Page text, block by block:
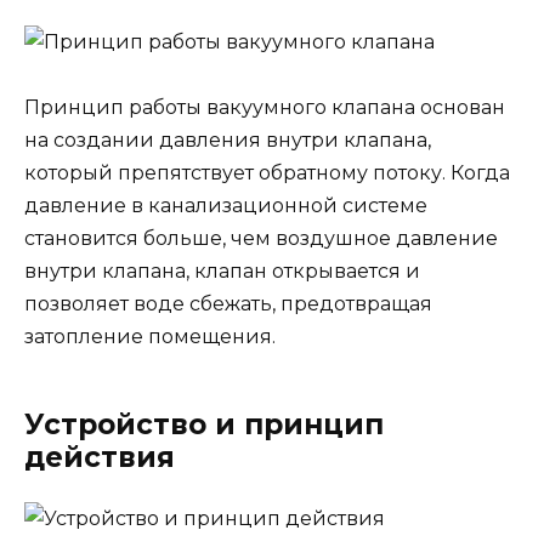
Принцип работы вакуумного клапана основан
на создании давления внутри клапана,
который препятствует обратному потоку. Когда
давление в канализационной системе
становится больше, чем воздушное давление
внутри клапана, клапан открывается и
позволяет воде сбежать, предотвращая
затопление помещения.
Устройство и принцип
действия